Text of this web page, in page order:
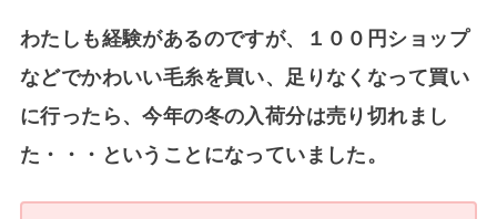
わたしも経験があるのですが、１００円ショップ
などでかわいい毛糸を買い、足りなくなって買い
に行ったら、今年の冬の入荷分は売り切れまし
た・・・ということになっていました。